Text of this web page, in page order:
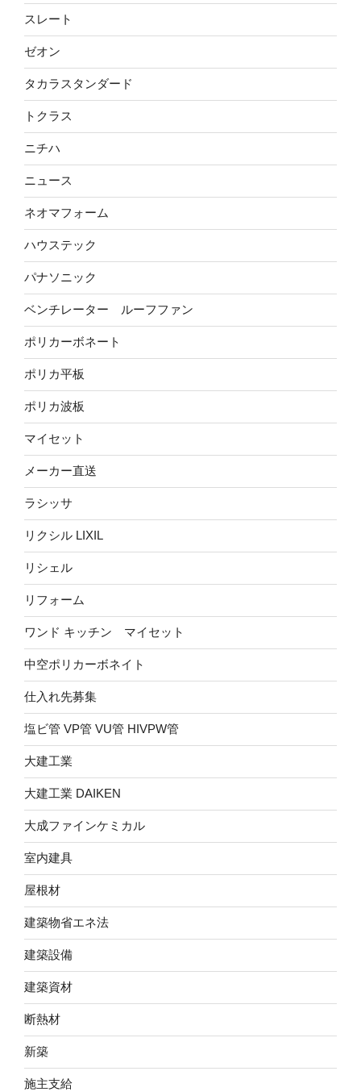
スレート
ゼオン
タカラスタンダード
トクラス
ニチハ
ニュース
ネオマフォーム
ハウステック
パナソニック
ベンチレーター ルーフファン
ポリカーボネート
ポリカ平板
ポリカ波板
マイセット
メーカー直送
ラシッサ
リクシル LIXIL
リシェル
リフォーム
ワンド キッチン マイセット
中空ポリカーボネイト
仕入れ先募集
塩ビ管 VP管 VU管 HIVPW管
大建工業
大建工業 DAIKEN
大成ファインケミカル
室内建具
屋根材
建築物省エネ法
建築設備
建築資材
断熱材
新築
施主支給